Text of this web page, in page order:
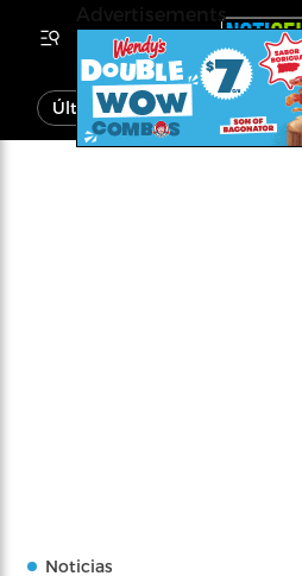
Última Hora Noticias
Noticias
Advertisements